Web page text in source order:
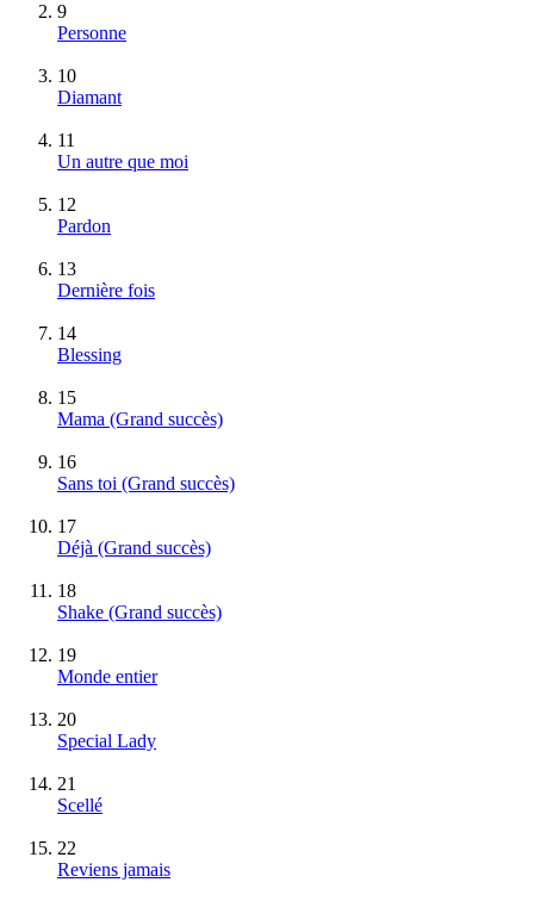
9
Personne
10
Diamant
11
Un autre que moi
12
Pardon
13
Dernière fois
14
Blessing
15
Mama (Grand succès)
16
Sans toi (Grand succès)
17
Déjà (Grand succès)
18
Shake (Grand succès)
19
Monde entier
20
Special Lady
21
Scellé
22
Reviens jamais